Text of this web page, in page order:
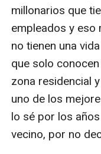
millonarios que
empleados y eso
no tienen una
que solo
zona residencial
uno de los
lo sé por los
vecino, por no